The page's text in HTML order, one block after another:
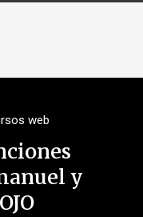
web
y